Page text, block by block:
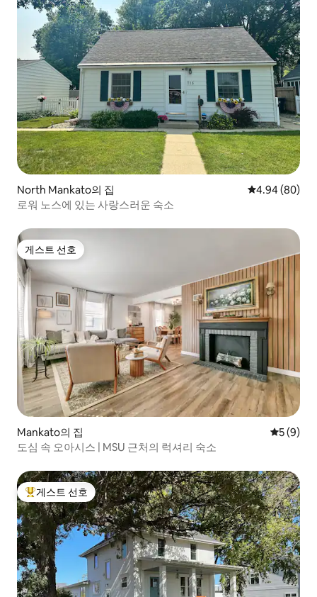
North Mankato의 집 평점 4.94점(5
4.94 (80)
로워 노스에 있는 사랑스러운 숙소
게스트 선호
게스트 선호
Mankato의 집 평점 5점
5 (9)
도심 속 오아시스 | MSU 근처의 럭셔리 숙소
상위 게스트 선호
게스트 선호